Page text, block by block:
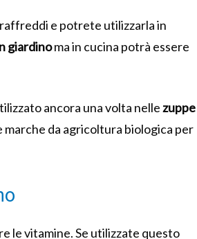
raffreddi e potrete utilizzarla in
giardinoma in cucina potrà essere
ancora una volta nellezuppe
da agricoltura biologica per
le vitamine. Se utilizzate questo